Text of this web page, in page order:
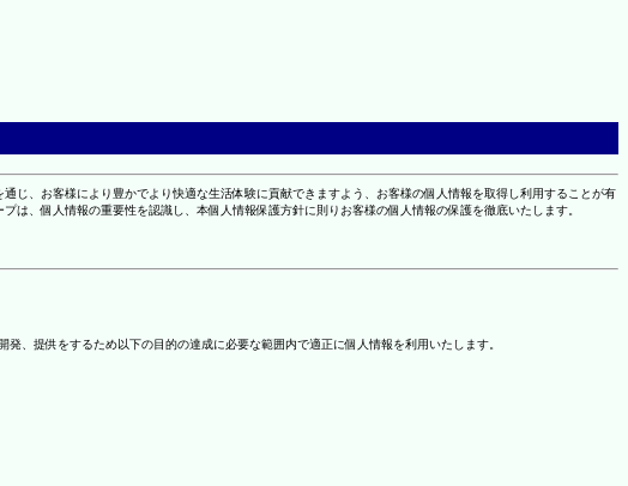
じ、お客様により豊かでより快適な生活体験に貢献できますよう、お客様の個人情報を取得し利用することが有
、個人情報の重要性を認識し、本個人情報保護方針に則りお客様の個人情報の保護を徹底いたします。
、提供をするため以下の目的の達成に必要な範囲内で適正に個人情報を利用いたします。